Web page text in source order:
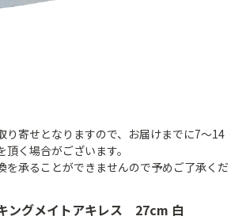
ングメイトアキレス 27cm 白
寄せとなりますので、お届けまでに7～14
く場合がございます。
承ることができませんので予めご了承くだ